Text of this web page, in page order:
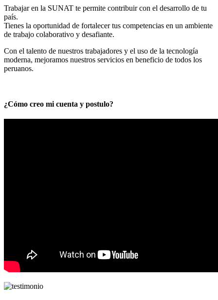
Trabajar en la SUNAT te permite contribuir con el desarrollo de tu
país.
Tienes la oportunidad de fortalecer tus competencias en un ambiente
de trabajo colaborativo y desafiante.
Con el talento de nuestros trabajadores y el uso de la tecnología
moderna, mejoramos nuestros servicios en beneficio de todos los
peruanos.
¿Cómo creo mi cuenta y postulo?